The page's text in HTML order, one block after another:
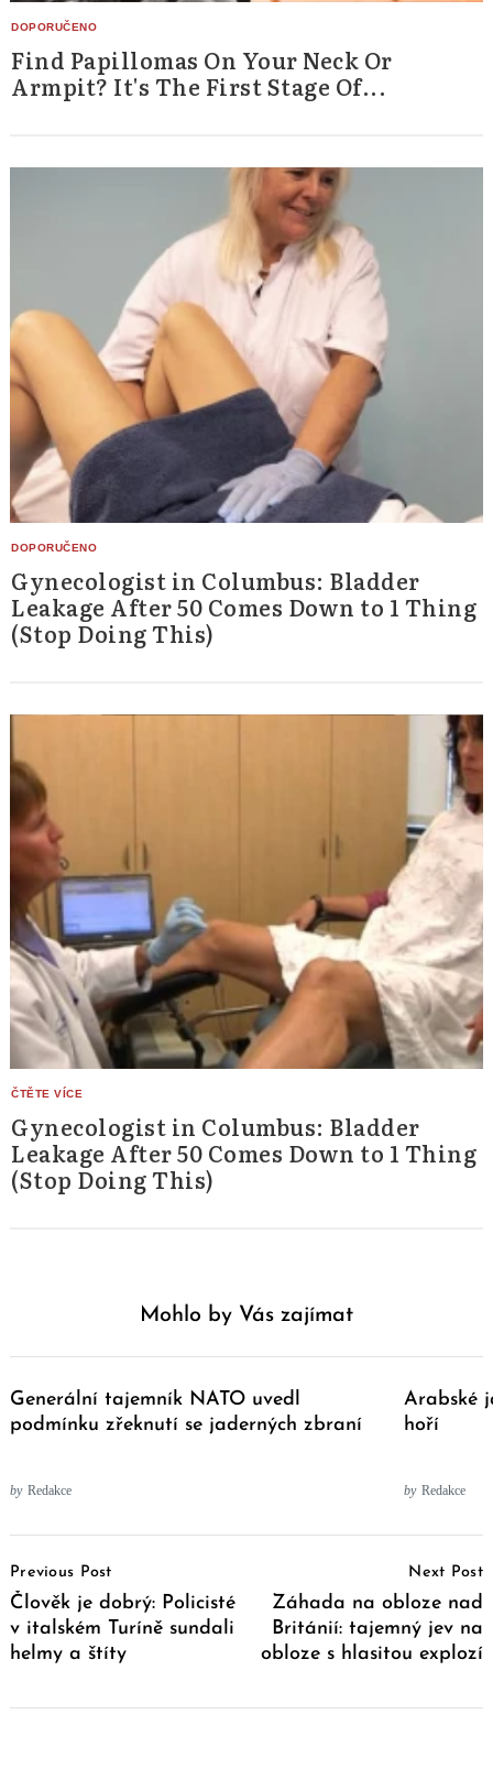
Find Papillomas On Your Neck Or
Armpit? It's The First Stage Of...
Gynecologist in Columbus: Bladder
Leakage After 50 Comes Down to 1 Thing
(Stop Doing This)
Gynecologist in Columbus: Bladder
Leakage After 50 Comes Down to 1 Thing
(Stop Doing This)
Mohlo by Vás zajímat
Generální tajemník NATO uvedl
podmínku zřeknutí se jaderných zbraní
by Redakce
Arabské
hoří
by Redakce
Navigation
Previous Post
Člověk je dobrý: Policisté
v italském Turíně sundali
helmy a štíty
Next Post
Záhada na obloze nad
Británií: tajemný jev na
obloze s hlasitou explozí